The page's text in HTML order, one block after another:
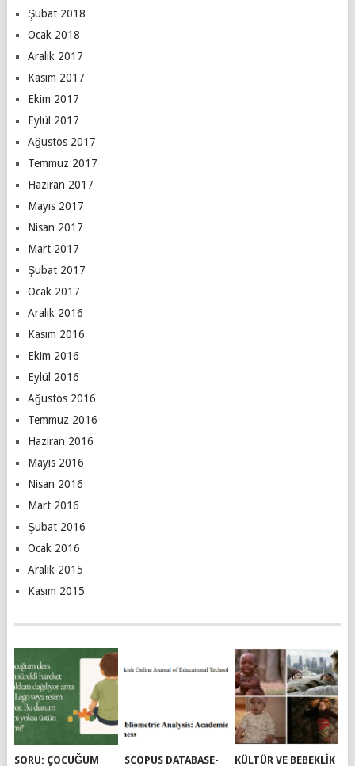
Şubat 2018
Ocak 2018
Aralık 2017
Kasım 2017
Ekim 2017
Eylül 2017
Ağustos 2017
Temmuz 2017
Haziran 2017
Mayıs 2017
Nisan 2017
Mart 2017
Şubat 2017
Ocak 2017
Aralık 2016
Kasım 2016
Ekim 2016
Eylül 2016
Ağustos 2016
Temmuz 2016
Haziran 2016
Mayıs 2016
Nisan 2016
Mart 2016
Şubat 2016
Ocak 2016
Aralık 2015
Kasım 2015
SORU: ÇOCUĞUM SCOPUS DATABASE- KÜLTÜR VE BEBEKLIK